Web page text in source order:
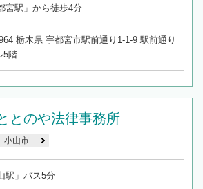
宮駅」から徒歩4分
栃木県 宇都宮市駅前通り1-1-9 駅前通り
5階
とのや法律事務所
小山市
駅」バス5分